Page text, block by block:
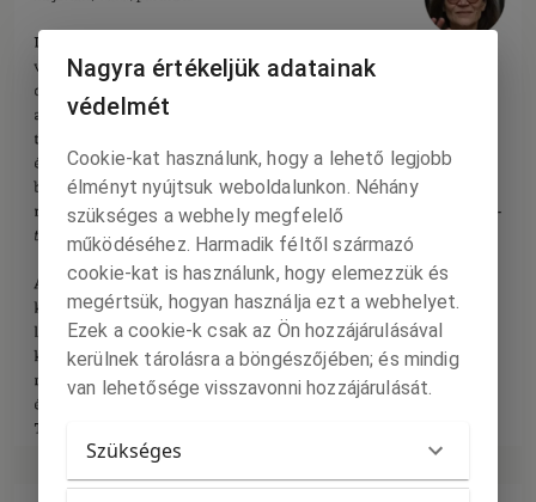
Nagyra értékeljük adatainak
védelmét
Cookie-kat használunk, hogy a lehető legjobb
élményt nyújtsuk weboldalunkon. Néhány
szükséges a webhely megfelelő
működéséhez. Harmadik féltől származó
cookie-kat is használunk, hogy elemezzük és
megértsük, hogyan használja ezt a webhelyet.
Ezek a cookie-k csak az Ön hozzájárulásával
kerülnek tárolásra a böngészőjében; és mindig
van lehetősége visszavonni hozzájárulását.
Szükséges